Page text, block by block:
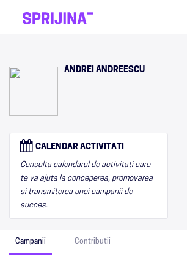
ANDREI ANDREESCU
CALENDAR ACTIVITATI
Consulta calendarul de activitati care
te va ajuta la conceperea, promovarea
si transmiterea unei campanii de
succes.
Campanii Contributii